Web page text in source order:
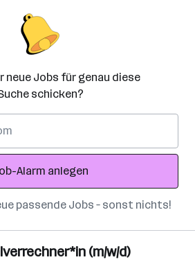
neue Jobs für genau diese
schicken?
Alarm anlegen
passende Jobs – sonst nichts!
(m/w/d)